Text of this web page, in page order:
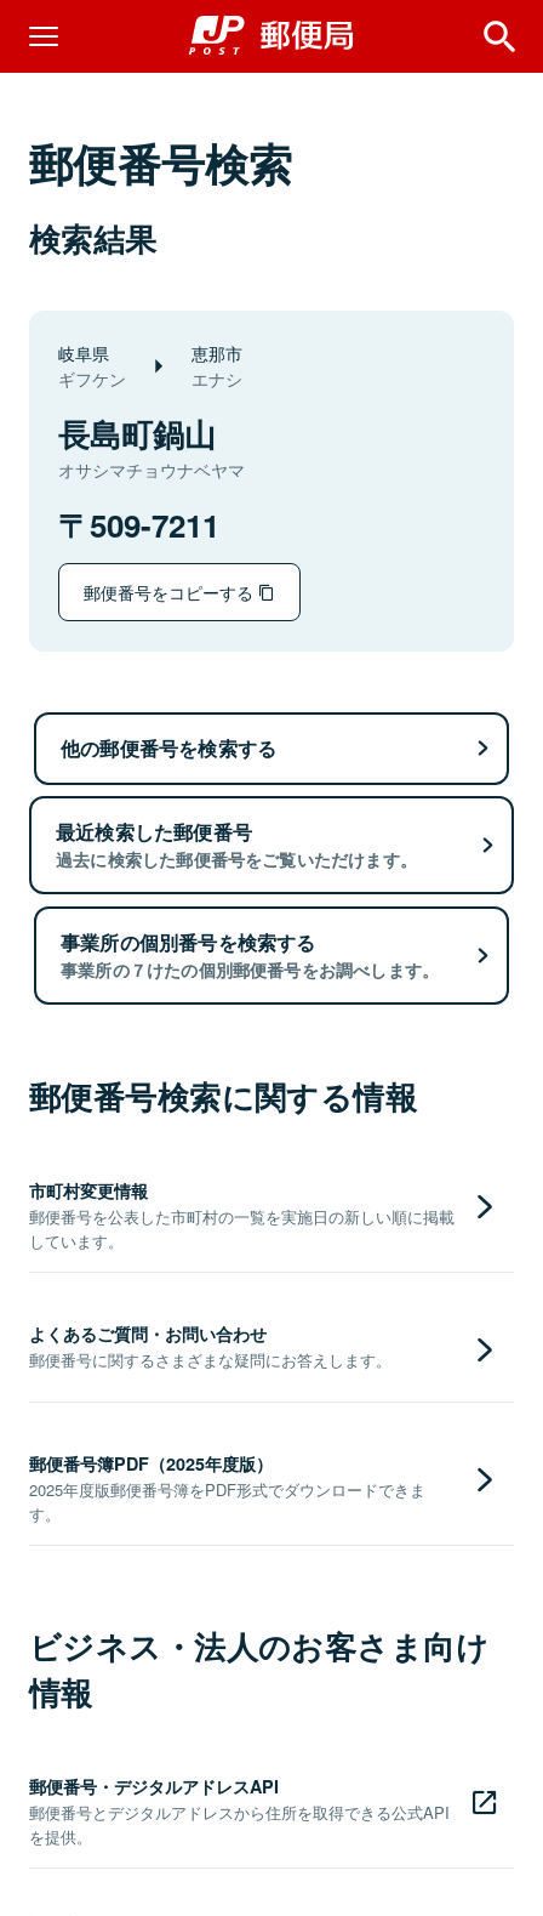
郵便番号検索
検索結果
岐阜県
ギフケン
恵那市
エナシ
長島町鍋山
オサシマチョウナベヤマ
509-7211
郵便番号をコピーする
他の郵便番号を検索する
最近検索した郵便番号
過去に検索した郵便番号をご覧いただけます。
事業所の個別番号を検索する
事業所の７けたの個別郵便番号をお調べします。
郵便番号検索に関する情報
市町村変更情報
郵便番号を公表した市町村の一覧を実施日の新しい順に掲載
しています。
よくあるご質問・お問い合わせ
郵便番号に関するさまざまな疑問にお答えします。
郵便番号簿PDF（2025年度版）
2025年度版郵便番号簿をPDF形式でダウンロードできま
す。
ビジネス・法人のお客さま向け
情報
郵便番号・デジタルアドレスAPI
郵便番号とデジタルアドレスから住所を取得できる公式API
を提供。